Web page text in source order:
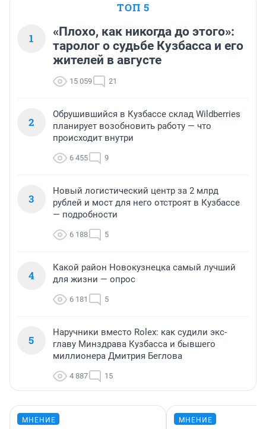
ТОП 5
1
«Плохо, как никогда до этого»:
таролог о судьбе Кузбасса и его
жителей в августе
15 059 21
2
Обрушившийся в Кузбассе склад Wildberries
планирует возобновить работу — что
происходит внутри
6 455 9
3
Новый логистический центр за 2 млрд
рублей и мост для него отстроят в Кузбассе
— подробности
6 188 5
4
Какой район Новокузнецка самый лучший
для жизни — опрос
6 181 5
5
Наручники вместо Rolex: как судили экс-
главу Минздрава Кузбасса и бывшего
миллионера Дмитрия Беглова
4 887 15
МНЕНИЕ МНЕНИЕ